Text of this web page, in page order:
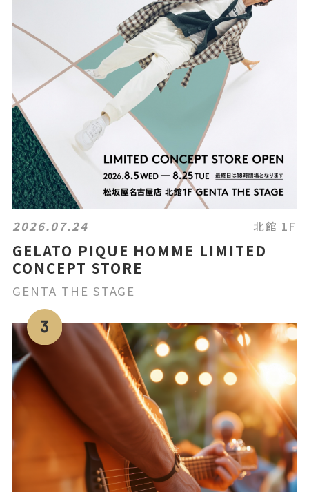
2026.07.24 北館 1F
GELATO PIQUE HOMME LIMITED
CONCEPT STORE
GENTA THE STAGE